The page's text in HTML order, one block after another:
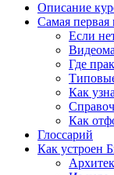
Описание
Самая первая
Если
Где
Как
Как
Глоссарий
Как устроен